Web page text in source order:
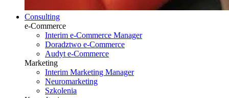
Consulting
e-Commerce
Interim e-Commerce Manager
Doradztwo e-Commerce
Audyt e-Commerce
Marketing
Interim Marketing Manager
Neuromarketing
Szkolenia